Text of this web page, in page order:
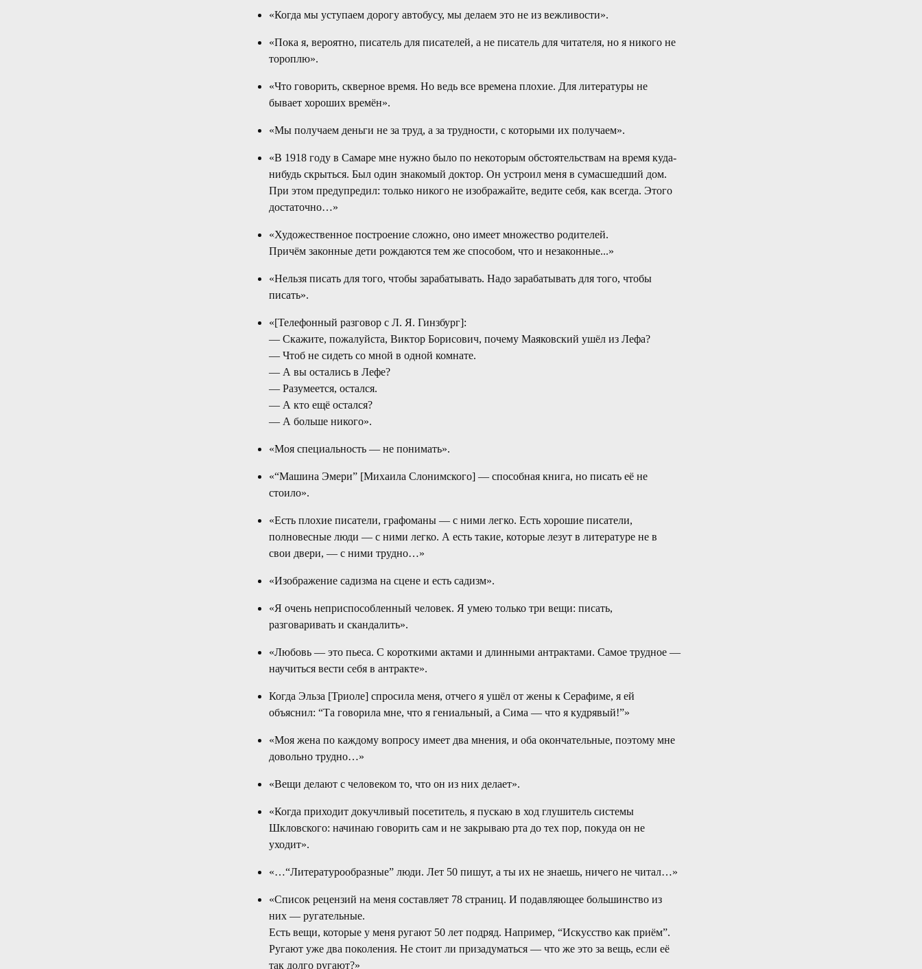
«Когда мы уступаем дорогу автобусу, мы делаем это не из вежливости».
«Пока я, вероятно, писатель для писателей, а не писатель для читателя, но я никого не
тороплю».
«Что говорить, скверное время. Но ведь все времена плохие. Для литературы не
бывает хороших времён».
«Мы получаем деньги не за труд, а за трудности, с которыми их получаем».
«В 1918 году в Самаре мне нужно было по некоторым обстоятельствам на время куда-
нибудь скрыться. Был один знакомый доктор. Он устроил меня в сумасшедший дом.
При этом предупредил: только никого не изображайте, ведите себя, как всегда. Этого
достаточно…»
«Художественное построение сложно, оно имеет множество родителей.
Причём законные дети рождаются тем же способом, что и незаконные...»
«Нельзя писать для того, чтобы зарабатывать. Надо зарабатывать для того, чтобы
писать».
«[Телефонный разговор с Л. Я. Гинзбург]:
— Скажите, пожалуйста, Виктор Борисович, почему Маяковский ушёл из Лефа?
— Чтоб не сидеть со мной в одной комнате.
— А вы остались в Лефе?
— Разумеется, остался.
— А кто ещё остался?
— А больше никого».
«Моя специальность — не понимать».
«“Машина Эмери” [Михаила Слонимского] — способная книга, но писать её не
стоило».
«Есть плохие писатели, графоманы — с ними легко. Есть хорошие писатели,
полновесные люди — с ними легко. А есть такие, которые лезут в литературе не в
свои двери, — с ними трудно…»
«Изображение садизма на сцене и есть садизм».
«Я очень неприспособленный человек. Я умею только три вещи: писать,
разговаривать и скандалить».
«Любовь — это пьеса. С короткими актами и длинными антрактами. Самое трудное —
научиться вести себя в антракте».
Когда Эльза [Триоле] спросила меня, отчего я ушёл от жены к Серафиме, я ей
объяснил: “Та говорила мне, что я гениальный, а Сима — что я кудрявый!”»
«Моя жена по каждому вопросу имеет два мнения, и оба окончательные, поэтому мне
довольно трудно…»
«Вещи делают с человеком то, что он из них делает».
«Когда приходит докучливый посетитель, я пускаю в ход глушитель системы
Шкловского: начинаю говорить сам и не закрываю рта до тех пор, покуда он не
уходит».
«…“Литературообразные” люди. Лет 50 пишут, а ты их не знаешь, ничего не читал…»
«Список рецензий на меня составляет 78 страниц. И подавляющее большинство из
них — ругательные.
Есть вещи, которые у меня ругают 50 лет подряд. Например, “Искусство как приём”.
Ругают уже два поколения. Не стоит ли призадуматься — что же это за вещь, если её
так долго ругают?»